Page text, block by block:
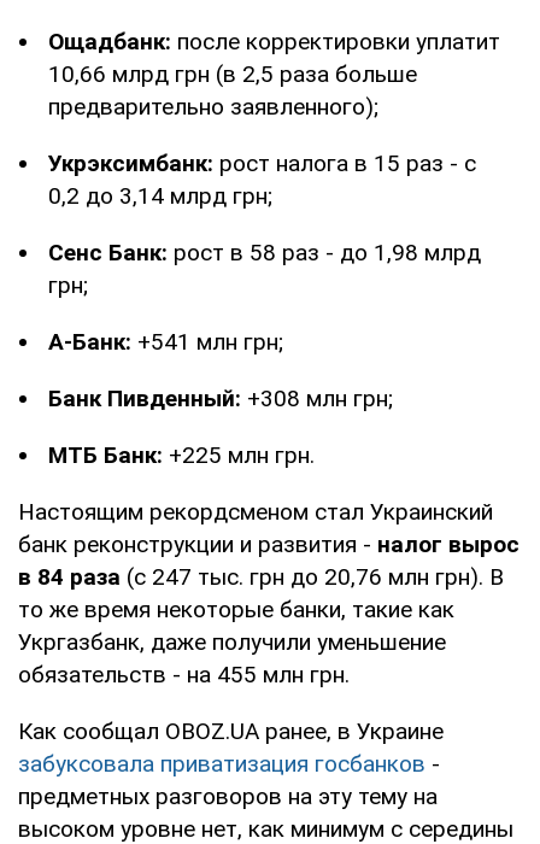
Ощадбанк: после корректировки уплатит
10,66 млрд грн (в 2,5 раза больше
предварительно заявленного);
Укрэксимбанк: рост налога в 15 раз - с
0,2 до 3,14 млрд грн;
Сенс Банк: рост в 58 раз - до 1,98 млрд
грн;
А-Банк: +541 млн грн;
Банк Пивденный: +308 млн грн;
МТБ Банк: +225 млн грн.
Настоящим рекордсменом стал Украинский
банк реконструкции и развития - налог вырос
в 84 раза (с 247 тыс. грн до 20,76 млн грн). В
то же время некоторые банки, такие как
Укргазбанк, даже получили уменьшение
обязательств - на 455 млн грн.
Как сообщал OBOZ.UA ранее, в Украине
забуксовала приватизация госбанков -
предметных разговоров на эту тему на
высоком уровне нет, как минимум с середины